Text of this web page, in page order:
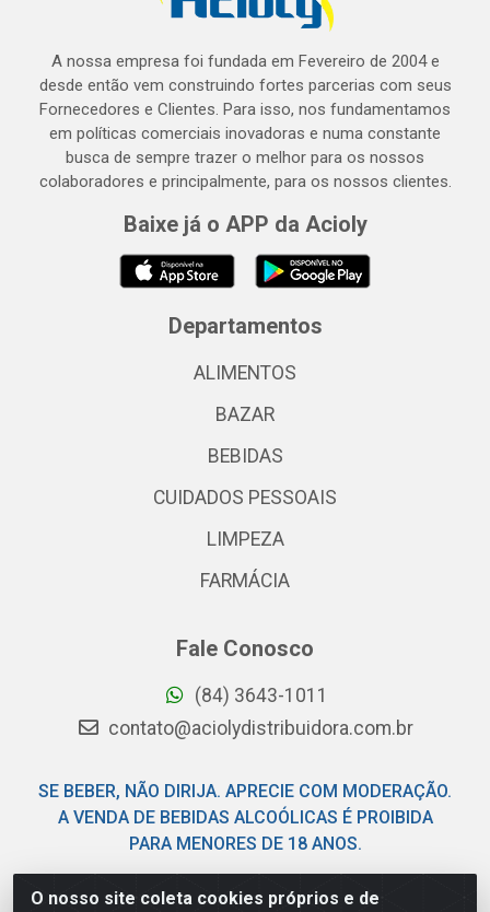
O nosso site coleta cookies próprios e de
A nossa empresa foi fundada em Fevereiro de 2004 e
desde então vem construindo fortes parcerias com seus
Fornecedores e Clientes. Para isso, nos fundamentamos
em políticas comerciais inovadoras e numa constante
busca de sempre trazer o melhor para os nossos
colaboradores e principalmente, para os nossos clientes.
Baixe já o APP da Acioly
Departamentos
ALIMENTOS
BAZAR
BEBIDAS
CUIDADOS PESSOAIS
LIMPEZA
FARMÁCIA
Fale Conosco
(84) 3643-1011
contato@aciolydistribuidora.com.br
SE BEBER, NÃO DIRIJA. APRECIE COM MODERAÇÃO.
A VENDA DE BEBIDAS ALCOÓLICAS É PROIBIDA
PARA MENORES DE 18 ANOS.